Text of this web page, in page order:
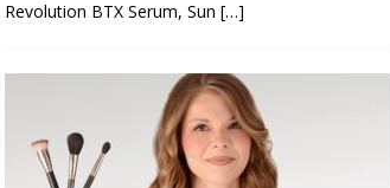
Revolution BTX Serum, Sun […]